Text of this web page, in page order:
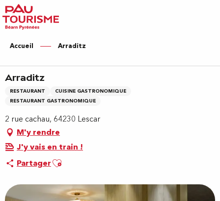
Aller
au
contenu
principal
Accueil Arraditz
Arraditz
RESTAURANT
CUISINE GASTRONOMIQUE
RESTAURANT GASTRONOMIQUE
2 rue cachau, 64230 Lescar
M'y rendre
J'y vais en train !
PartagerAjouter aux favoris